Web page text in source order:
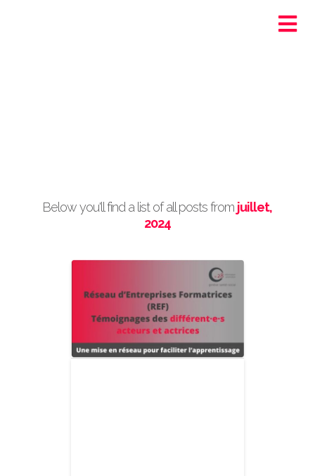
Below you'll find a list of all posts from juillet,
2024